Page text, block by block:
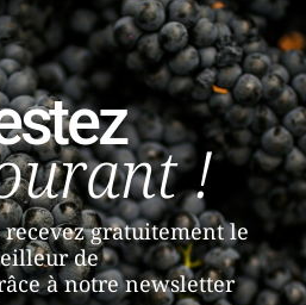
!
recevez gratuitement le
de
à notre newsletter